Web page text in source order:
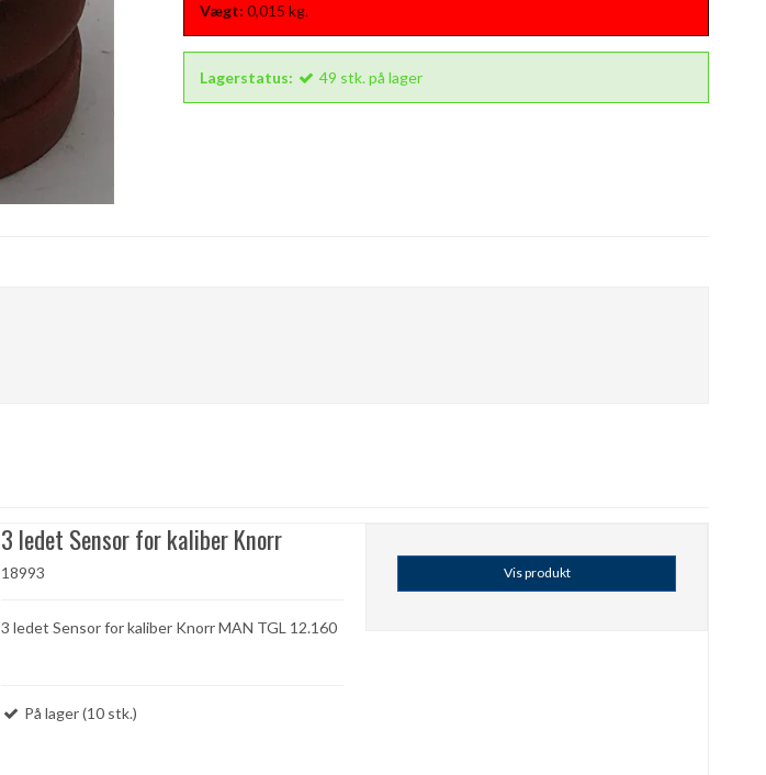
Vægt: 0,015 kg.
Lagerstatus: 49 stk.på lager
3 ledet Sensor for kaliber Knorr
18993
3 ledet Sensor for kaliber Knorr MAN TGL 12.160
På lager (10 stk.)
Vis produkt